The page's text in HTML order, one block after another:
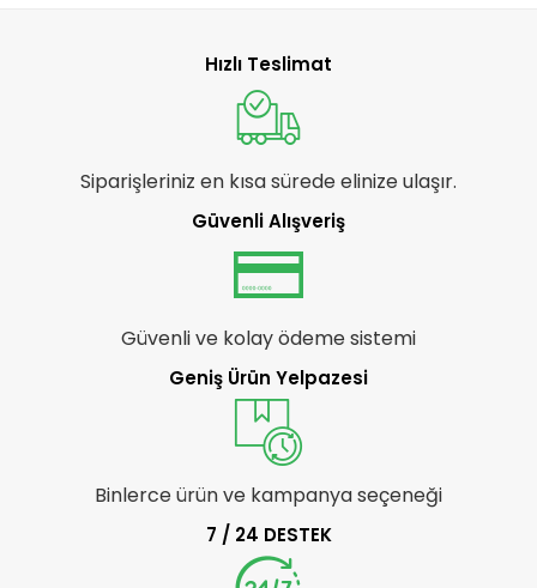
Hızlı Teslimat
Siparişleriniz en kısa sürede elinize ulaşır.
Güvenli Alışveriş
Güvenli ve kolay ödeme sistemi
Geniş Ürün Yelpazesi
Binlerce ürün ve kampanya seçeneği
7 / 24 DESTEK